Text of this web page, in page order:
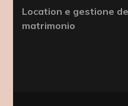
Location e gestione
matrimonio